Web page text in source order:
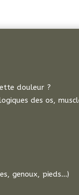
douleur ?
des os,
genoux, pieds…)